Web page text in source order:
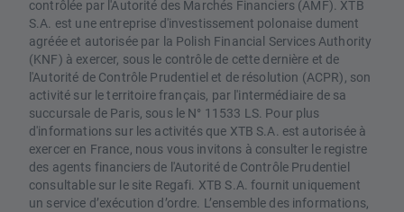
contrôlée par l'Autorité des Marchés Financiers (AMF). XTB
S.A. est une entreprise d'investissement polonaise dument
agréée et autorisée par la Polish Financial Services Authority
(KNF) à exercer, sous le contrôle de cette dernière et de
l'Autorité de Contrôle Prudentiel et de résolution (ACPR), son
activité sur le territoire français, par l'intermédiaire de sa
succursale de Paris, sous le N° 11533 LS. Pour plus
d'informations sur les activités que XTB S.A. est autorisée à
exercer en France, nous vous invitons à consulter le registre
des agents financiers de l'Autorité de Contrôle Prudentiel
consultable sur le site Regafi. XTB S.A. fournit uniquement
un service d’exécution d’ordre. L’ensemble des informations,